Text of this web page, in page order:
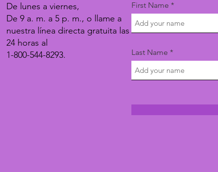
De lunes a viernes,
De 9 a. m. a 5 p. m., o llame a
nuestra línea directa gratuita las
24 horas al
1-800-544-8293.
First Name
Last Name